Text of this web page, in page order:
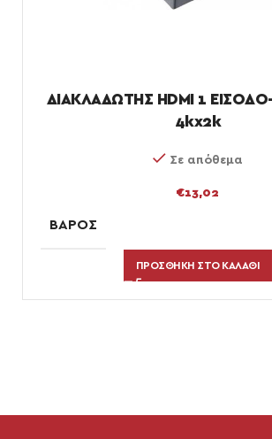
ΔΙΑΚΛΑΔΩΤΗΣ HDMI 1
4kx2k
Σε απόθεμα
€13,02
ΒΆΡΟΣ
ΠΡΟΣΘΉΚΗ ΣΤΟ ΚΑΛΆΘΙ